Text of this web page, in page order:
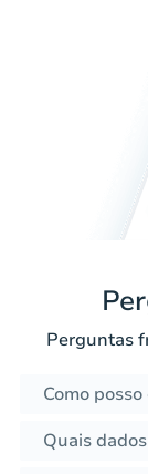
Perguntas
Como
Quais